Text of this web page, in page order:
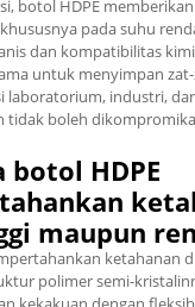
botol HDPE
pada suhu
dan kompatibilitas
untuk menyimpan
laboratorium, industri,
tidak boleh
botol HDPE
maupun
ketahanan
polimer semi-